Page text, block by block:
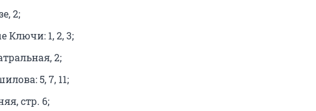
2;
Ключи: 1, 2, 3;
2;
5, 7, 11;
стр. 6;